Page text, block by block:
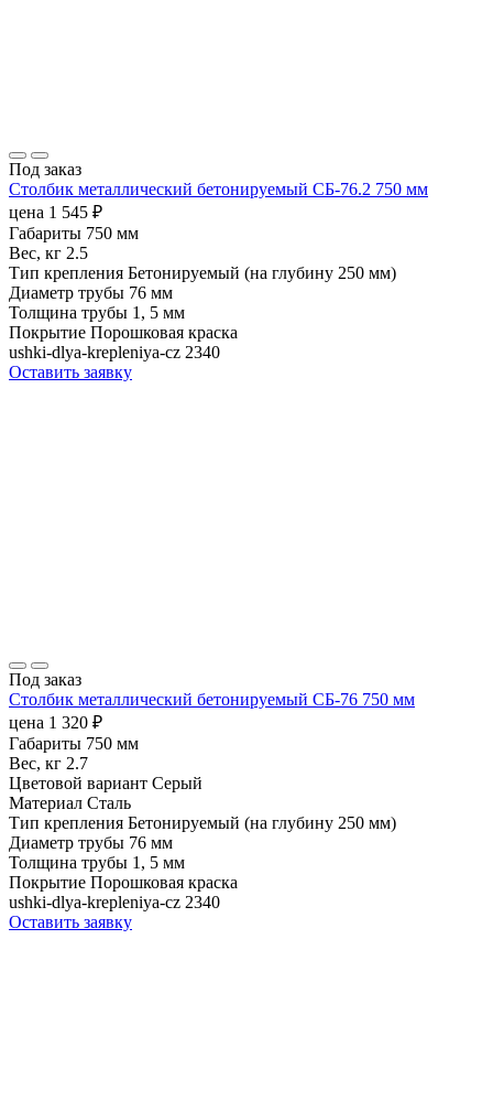
Под заказ
Столбик металлический бетонируемый СБ-76.2 750 мм
цена 1 545 ₽
Габариты 750 мм
Вес, кг 2.5
Тип крепления Бетонируемый (на глубину 250 мм)
Диаметр трубы 76 мм
Толщина трубы 1, 5 мм
Покрытие Порошковая краска
ushki-dlya-krepleniya-cz 2340
Оставить заявку
Под заказ
Столбик металлический бетонируемый СБ-76 750 мм
цена 1 320 ₽
Габариты 750 мм
Вес, кг 2.7
Цветовой вариант Серый
Материал Сталь
Тип крепления Бетонируемый (на глубину 250 мм)
Диаметр трубы 76 мм
Толщина трубы 1, 5 мм
Покрытие Порошковая краска
ushki-dlya-krepleniya-cz 2340
Оставить заявку